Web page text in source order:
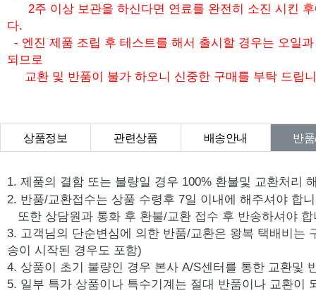
2주 이상 보관을 하신다면 연료를 완전히 소진 시킨 후
다.
- 엔진 제품 조립 후 테스트를 해서 출시할 경우는 오일
되므로
교환 및 반품이 불가 하오니 신중한 구매를 부탁 드립
상품정보 관련상품 배송안내 반
1. 제품의 결함 또는 불량일 경우 100% 환불및 교환처리
2. 반품/교환접수는 상품 수령후 7일 이내에 해주셔야 합
또한 상담원과 통화 후 환불/교환 접수 후 반송하셔야
3. 고객님의 단순변심에 의한 반품/교환은 왕복 택배비는
송이 시작된 경우도 포함)
4. 상품이 초기 불량인 경우 본사 A/S센터를 통한 교환및
5. 일부 특가 상품이나 특수기계는 절대 반품이나 교환이